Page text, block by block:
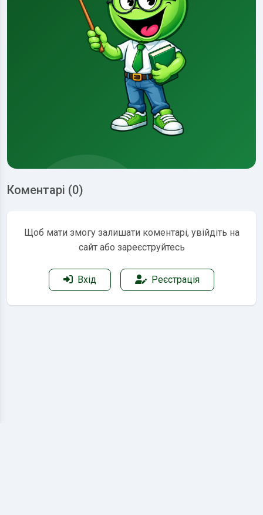
Коментарі (0)
Щоб мати змогу залишати коментарі, увійдіть на
сайт або зареєструйтесь
Вхід Реєстрація